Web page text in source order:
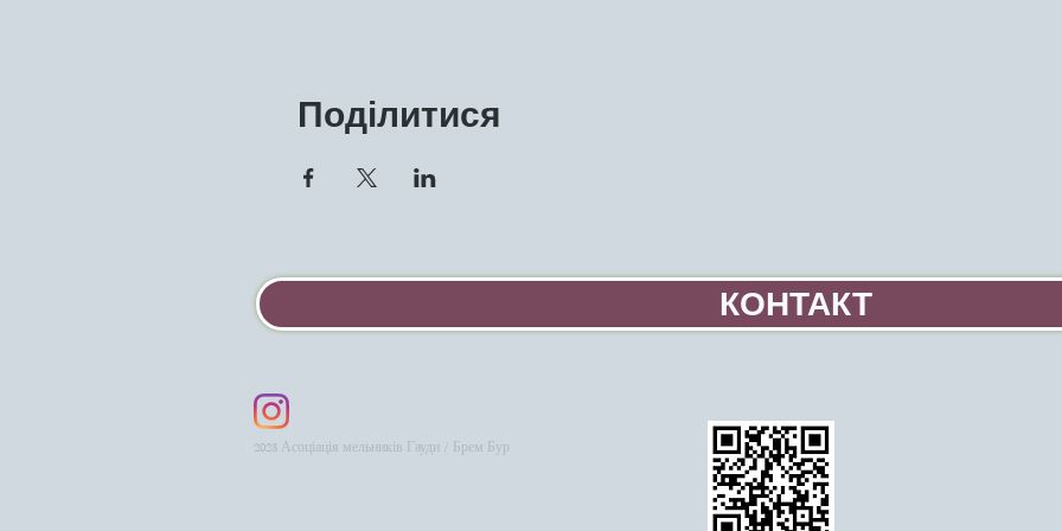
Поділитися
КОНТАКТ
2023 Асоціація мельників Гауди / Брем Бур